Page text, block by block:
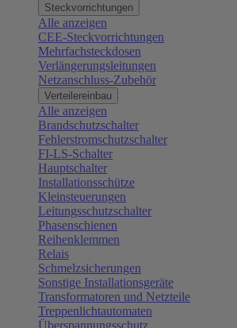
Steckvorrichtungen
Alle anzeigen
CEE-Steckvorrichtungen
Mehrfachsteckdosen
Verlängerungsleitungen
Netzanschluss-Zubehör
Verteilereinbau
Alle anzeigen
Brandschutzschalter
Fehlerstromschutzschalter
FI-LS-Schalter
Hauptschalter
Installationsschütze
Kleinsteuerungen
Leitungsschutzschalter
Phasenschienen
Reihenklemmen
Relais
Schmelzsicherungen
Sonstige Installationsgeräte
Transformatoren und Netzteile
Treppenlichtautomaten